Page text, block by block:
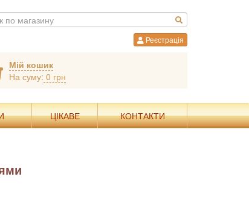
Реєстрація
Мій кошик
На суму: 0 грн
ЦІКАВЕ КОНТАКТИ